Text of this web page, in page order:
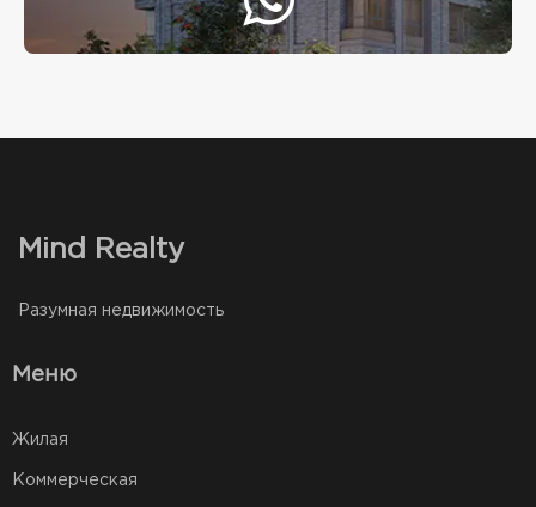
Mind Realty
Разумная недвижимость
Меню
Жилая
Коммерческая